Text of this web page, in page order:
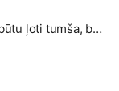
ļoti tumša, bet
izmērot, butu